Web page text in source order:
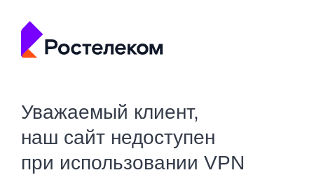
Уважаемый клиент,
наш сайт недоступен
при использовании VPN